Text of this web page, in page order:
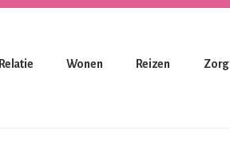
Relatie Wonen Reizen Zorg